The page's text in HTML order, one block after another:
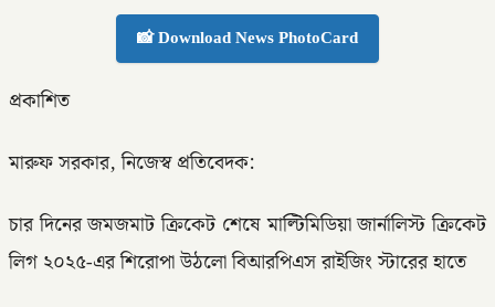
📸 Download News PhotoCard
প্রকাশিত
মারুফ সরকার, নিজেস্ব প্রতিবেদক:
চার দিনের জমজমাট ক্রিকেট শেষে মাল্টিমিডিয়া জার্নালিস্ট ক্রিকেট
লিগ ২০২৫-এর শিরোপা উঠলো বিআরপিএস রাইজিং স্টারের হাতে